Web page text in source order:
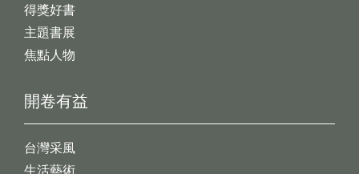
開卷有益
台灣采風
生活藝術
得獎好書
主題書展
焦點人物